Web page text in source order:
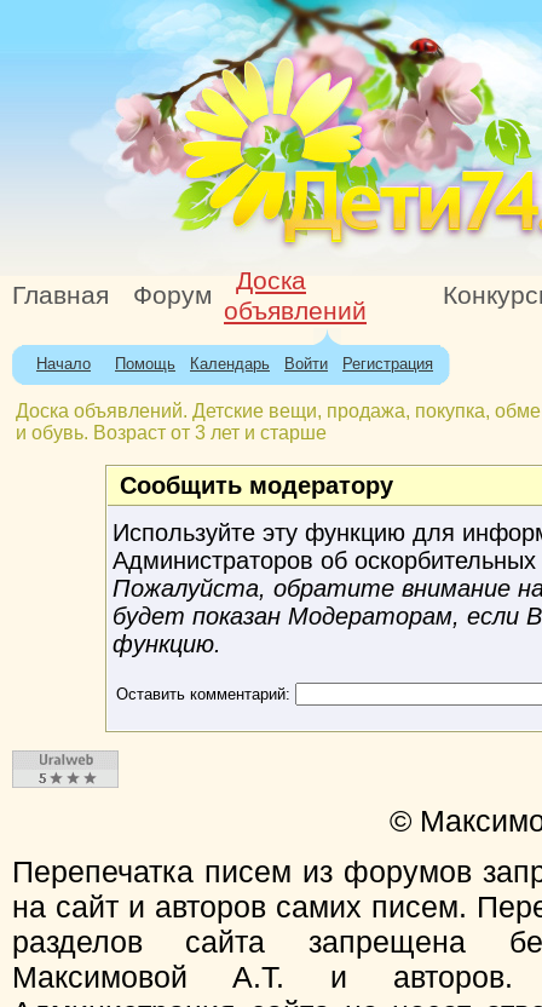
Главная Форум
Доска
объявлений
Начало Помощь Календарь Войти Регистрация
Доска объявлений. Детские вещи, продажа, покупка,
и обувь. Возраст от 3 лет и старше
Сообщить модератору
Используйте эту функцию для
Администраторов об
Пожалуйста, обратите внимание
будет показан Модераторам, если
функцию.
Оставить комментарий:
©
Перепечатка писем из форумов
на сайт и авторов самих писем.
разделов сайта запрещена
Максимовой А.Т. и